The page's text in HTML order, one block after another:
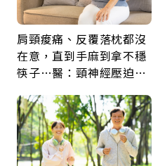
肩頸痠痛、反覆落枕都沒
在意，直到手麻到拿不穩
筷子…醫：頸神經壓迫上
鍵